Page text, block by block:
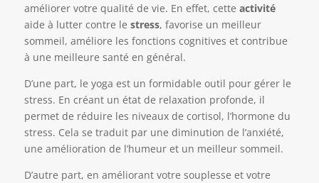
améliorer votre qualité de vie. En effet, cette activité
aide à lutter contre le stress, favorise un meilleur
sommeil, améliore les fonctions cognitives et contribue
à une meilleure santé en général.
D’une part, le yoga est un formidable outil pour gérer le
stress. En créant un état de relaxation profonde, il
permet de réduire les niveaux de cortisol, l’hormone du
stress. Cela se traduit par une diminution de l’anxiété,
une amélioration de l’humeur et un meilleur sommeil.
D’autre part, en améliorant votre souplesse et votre